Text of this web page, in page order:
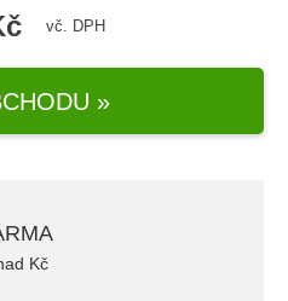
vč. DPH
»
Kč